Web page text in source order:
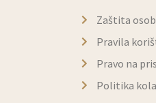
Zaštita
Pravila
Pravo na
Politika